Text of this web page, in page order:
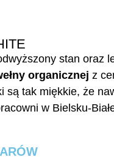
stan oraz
organicznej z
są tak miękkie, że
w Bielsku-